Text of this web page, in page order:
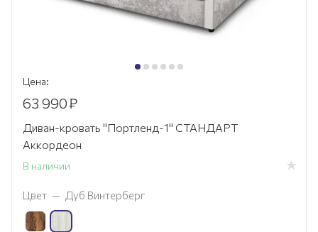
Цена:
63 990₽
Диван-кровать "Портленд-1" СТАНДАРТ
Аккордеон
В наличии
Цвет — Дуб Винтерберг